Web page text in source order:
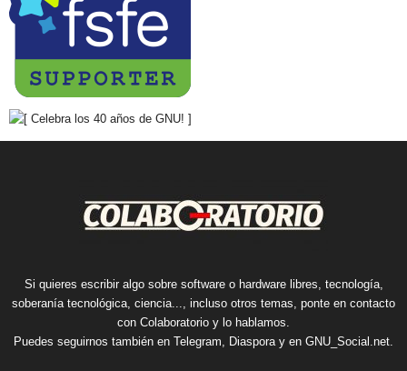
Si quieres escribir algo sobre software o hardware libres, tecnología,
soberanía tecnológica, ciencia..., incluso otros temas, ponte en contacto
con Colaboratorio y lo hablamos.
Puedes seguirnos también en Telegram, Diasporay en GNU_Social.net.